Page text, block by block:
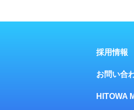
採用情報
お問い合
HITOWA